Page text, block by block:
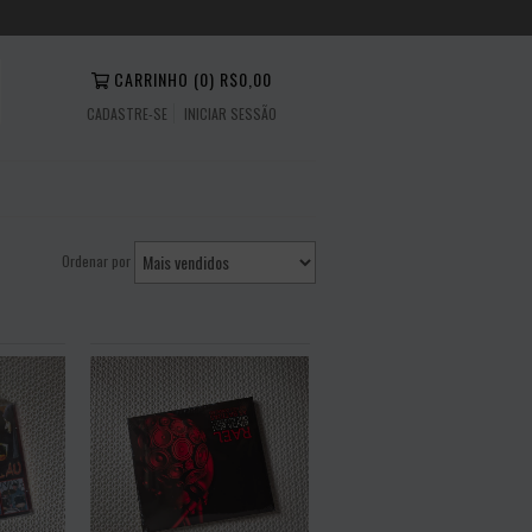
CARRINHO (0) R$0,00
CADASTRE-SE INICIAR SESSÃO
Ordenar por